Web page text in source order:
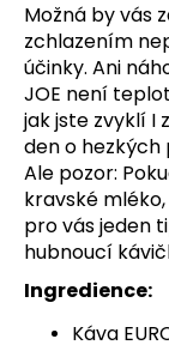
Možná by vás
zchlazením
účinky. Ani
JOE není
jak jste zvyklí I
den o hezkých
Ale pozor:
kravské
pro vás jeden
hubnoucí
Ingredience:
Káva
TROPICAL
BLAST
530
Kč